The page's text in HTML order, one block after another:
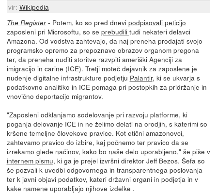
vir: Wikipedia
The Register- Potem, ko so pred dnevi podpisovali peticijo
zaposleni pri Microsoftu, so se prebudili tudi nekateri delavci
Amazona. Od vodstva zahtevajo, da naj preneha prodajati svojo
programsko opremo za prepoznavo obrazov organom pregona
ter, da preneha nuditi storitve razvpiti ameriški Agenciji za
imigracijo in carine (ICE). Tretji moteč dejavnik za zaposlene je
nudenje digitalne infrastrukture podjetju Palantir, ki se ukvarja s
podatkovno analitiko in ICE pomaga pri postopkih za pridržanje in
vnovično deportacijo migrantov.
"Zaposleni odklanjamo sodelovanje pri razvoju platforme, ki
poganja delovanje ICE in ne želimo delati na orodjih, s katerimi so
kršene temeljne človekove pravice. Kot etični amazonovci,
zahtevamo pravico do izbire, kaj počnemo ter pravico da se
izrekamo glede načinov, kako bo naše delo uporabljeno," še piše v
internem pismu, ki ga je prejel izvršni direktor Jeff Bezos. Šefa so
še pozvali k uvedbi odgovornega in transparentnega poslovanja
ter k javni objavi podatkov, kateri državni organi in podjetja in v
kake namene uporabljajo njihove izdelke .